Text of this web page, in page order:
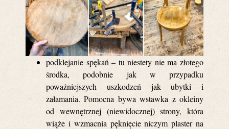
podklejanie spękań – tu niestety nie ma złotego
środka, podobnie jak w przypadku
poważniejszych uszkodzeń jak ubytki i
załamania. Pomocna bywa wstawka z okleiny
od wewnętrznej (niewidocznej) strony, która
wiąże i wzmacnia pęknięcie niczym plaster na